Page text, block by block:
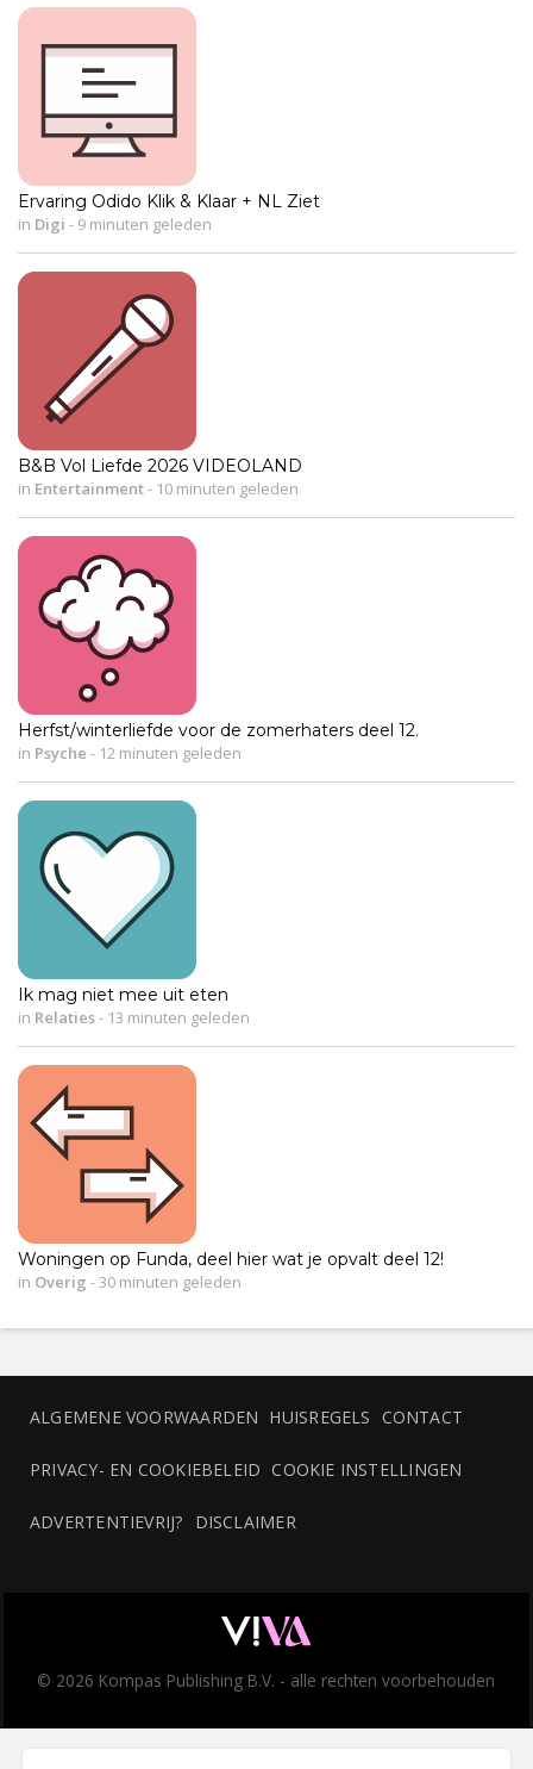
Ervaring Odido Klik & Klaar + NL Ziet
in Digi - 9 minuten geleden
B&B Vol Liefde 2026 VIDEOLAND
in Entertainment- 10 minuten geleden
Herfst/winterliefde voor de zomerhaters deel 12.
in Psyche - 12 minuten geleden
Ik mag niet mee uit eten
in Relaties- 13 minuten geleden
Woningen op Funda, deel hier wat je opvalt deel 12!
in Overig - 30 minuten geleden
ALGEMENE VOORWAARDEN HUISREGELS CONTACT
PRIVACY- EN COOKIEBELEID COOKIE INSTELLINGEN
ADVERTENTIEVRIJ? DISCLAIMER
© 2026 Kompas Publishing B.V. - alle rechten voorbehouden